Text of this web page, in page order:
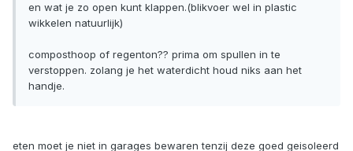
en wat je zo open kunt klappen.(blikvoer wel in plastic
wikkelen natuurlijk)
composthoop of regenton?? prima om spullen in te
verstoppen. zolang je het waterdicht houd niks aan het
handje.
eten moet je niet in garages bewaren tenzij deze goed geisoleerd